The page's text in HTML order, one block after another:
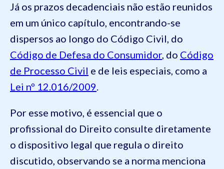
Já os prazos decadenciais não estão reunidos
em um único capítulo, encontrando-se
dispersos ao longo do Código Civil, do
Código de Defesa do Consumidor, do Código
de Processo Civil e de leis especiais, como a
Lei nº 12.016/2009.
Por esse motivo, é essencial que o
profissional do Direito consulte diretamente
o dispositivo legal que regula o direito
discutido, observando se a norma menciona